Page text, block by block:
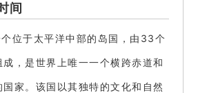
间
位于太平洋中部的岛国，由33个
，是世界上唯一一个横跨赤道和
家。该国以其独特的文化和自然